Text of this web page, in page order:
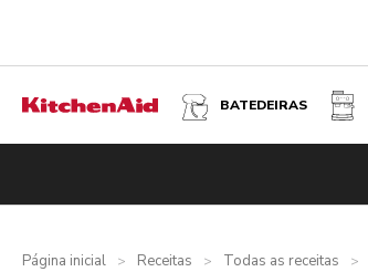
BATEDEIRAS
Página inicial > Receitas > Todas as receitas >